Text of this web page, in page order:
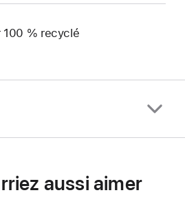
100 % recyclé
aussi aimer